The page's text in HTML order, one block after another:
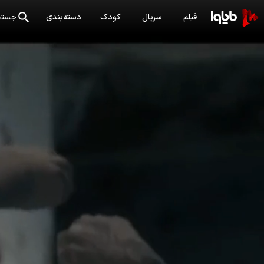
فیلم سریال کودک دسته‌بندی